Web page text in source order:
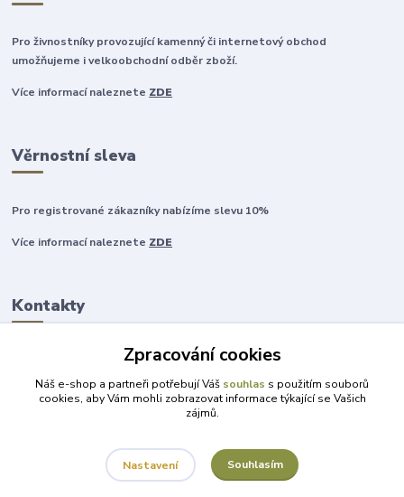
Pro živnostníky provozující kamenný či internetový obchod
umožňujeme i velkoobchodní odběr zboží.
Více informací naleznete ZDE
Věrnostní sleva
Pro registrované zákazníky nabízíme slevu 10%
Více informací naleznete ZDE
Kontakty
+420 777 315 999
obchod@darky-pro-radost.cz
Zpracování cookies
Náš e-shop a partneři potřebují Váš souhlas s použitím souborů
cookies, aby Vám mohli zobrazovat informace týkající se Vašich
zájmů.
Nastavení Souhlasím